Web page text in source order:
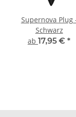
Supernova Plug
Schwarz
ab 17,95 € *